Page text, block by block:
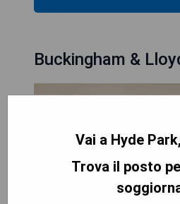
Buckingham &
Vai a Hyde
Trova il posto